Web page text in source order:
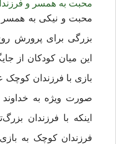
محبت به همسر و
محبت و نیکی به همسر
این میان کودکان از
بازی با فرزندان کوچک
صورت ویژه به خداوند
اینکه با فرزندان
فرزندان کوچک به